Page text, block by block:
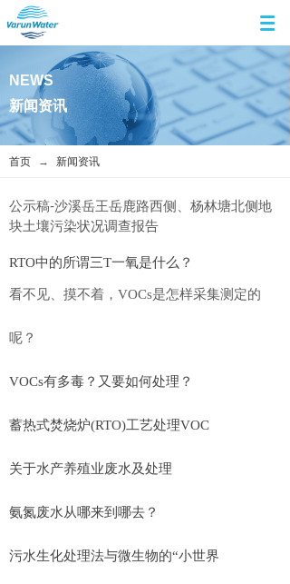
NEWS
新闻资讯
首页 → 新闻资讯
公示稿-沙溪岳王岳鹿路西侧、杨林塘北侧地
块土壤污染状况调查报告
RTO中的所谓三T一氧是什么？
看不见、摸不着，VOCs是怎样采集测定的
呢？
VOCs有多毒？又要如何处理？
蓄热式焚烧炉(RTO)工艺处理VOC
关于水产养殖业废水及处理
氨氮废水从哪来到哪去？
污水生化处理法与微生物的“小世界